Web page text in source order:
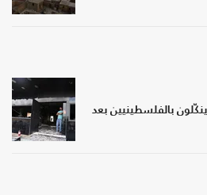
بالفلسطينيين بعد